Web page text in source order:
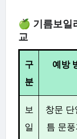
🍏 기름보일
교
구
분
예방
보
일
창문 단
틈 문